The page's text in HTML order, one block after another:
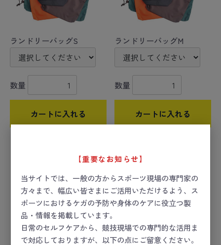
【重要なお知らせ】
当サイトでは、一般の方からスポーツ現場の専門家の
方々まで、幅広い皆さまにご活用いただけるよう、ス
ポーツにおけるケガの予防や身体のケアに役立つ製
品・情報を掲載しています。
日常のセルフケアから、競技現場での専門的な活用ま
で対応しておりますが、以下の点にご留意ください。
ランドリーバッグS
数量
カートに入れる
ランドリーバッグM
数量
カートに入れる